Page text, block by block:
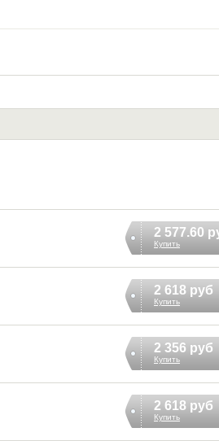
2 577.60
Купить
2 618 руб
Купить
2 356 руб
Купить
2 618 руб
Купить